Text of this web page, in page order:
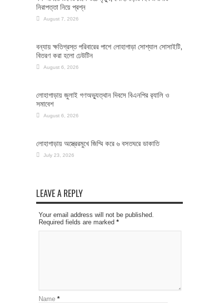
নিরাপত্তা নিয়ে প্রশ্ন
August 7, 2026
বন্যায় ক্ষতিগ্রস্ত পরিবারের পাশে লোহাগাড়া সোশ্যাল সোসাইটি,
বিতরণ করা হলো ঢেউটিন
August 6, 2026
লোহাগাড়ায় জুলাই গণঅভ্যুত্থান দিবসে বিএনপির র‌্যালি ও
সমাবেশ
August 6, 2026
লোহাগাড়ায় অস্ত্রেরমুখে জিম্মি করে ৬ বসতঘরে ডাকাতি
July 23, 2026
LEAVE A REPLY
Your email address will not be published.
Required fields are marked *
Name *